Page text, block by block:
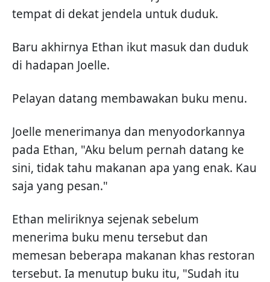
tempat di dekat jendela untuk duduk.
Baru akhirnya Ethan ikut masuk dan duduk
di hadapan Joelle.
Pelayan datang membawakan buku menu.
Joelle menerimanya dan menyodorkannya
pada Ethan, "Aku belum pernah datang ke
sini, tidak tahu makanan apa yang enak. Kau
saja yang pesan."
Ethan meliriknya sejenak sebelum
menerima buku menu tersebut dan
memesan beberapa makanan khas restoran
tersebut. Ia menutup buku itu, "Sudah itu